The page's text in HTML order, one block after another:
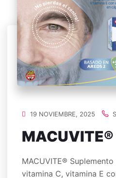
19 NOVIEMBRE, 2025
MACUVITE®
MACUVITE®
vitamina C, vitamina E